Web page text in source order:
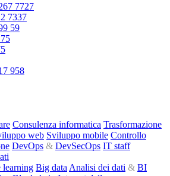
7727
7337
59
958
Consulenza informatica Trasformazione
web Sviluppo mobile Controllo
DevOps & DevSecOps IT staff
learning Big data Analisi dei dati & BI